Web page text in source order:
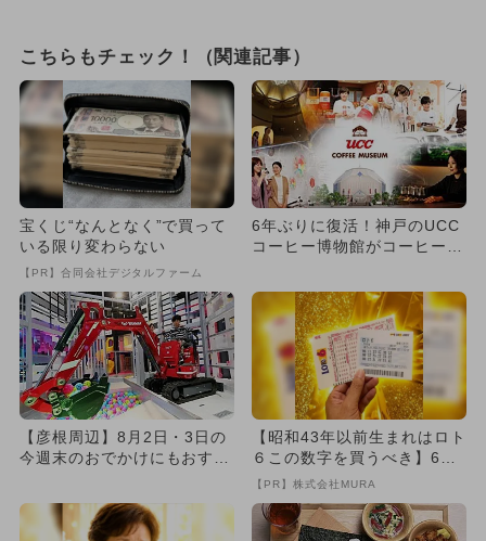
こちらもチェック！（関連記事）
宝くじ“なんとなく”で買って
いる限り変わらない
【PR】合同会社デジタルファーム
6年ぶりに復活！神戸のUCC
コーヒー博物館がコーヒーの
【彦根周辺】8月2日・3日の
今週末のおでかけにもおすす
【昭和43年以前生まれはロト
６この数字を買うべき】6つ
の数字が「完全一致」する
方...
【PR】株式会社MURA